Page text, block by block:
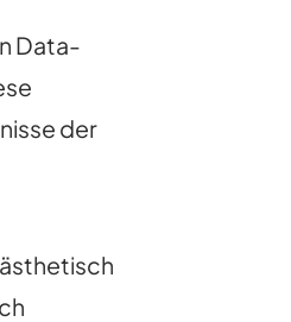
Data-
der